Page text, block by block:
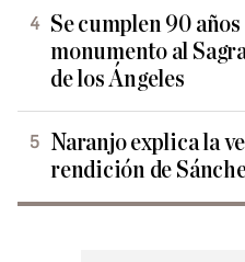
Se cumplen 90
monumento al
de los Ángeles
Naranjo explica la
rendición de